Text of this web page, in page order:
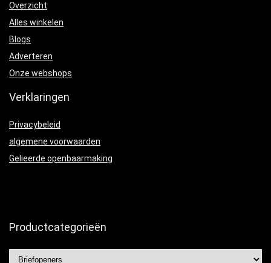
Overzicht
Alles winkelen
Blogs
Adverteren
Onze webshops
Verklaringen
Privacybeleid
algemene voorwaarden
Gelieerde openbaarmaking
Productcategorieën